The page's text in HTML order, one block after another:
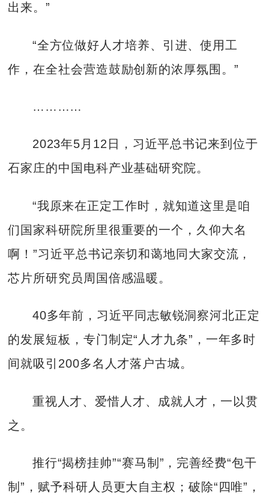
出来。”
“全方位做好人才培养、引进、使用工
作，在全社会营造鼓励创新的浓厚氛围。”
…………
2023年5月12日，习近平总书记来到位于
石家庄的中国电科产业基础研究院。
“我原来在正定工作时，就知道这里是咱
们国家科研院所里很重要的一个，久仰大名
啊！”习近平总书记亲切和蔼地同大家交流，
芯片所研究员周国倍感温暖。
40多年前，习近平同志敏锐洞察河北正定
的发展短板，专门制定“人才九条”，一年多时
间就吸引200多名人才落户古城。
重视人才、爱惜人才、成就人才，一以贯
之。
推行“揭榜挂帅”“赛马制”，完善经费“包干
制”，赋予科研人员更大自主权；破除“四唯”，